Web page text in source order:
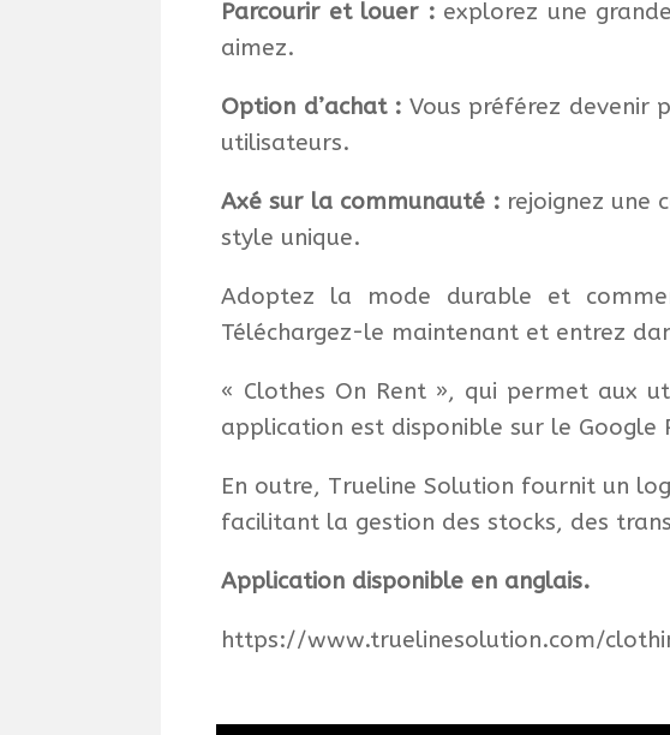
Parcourir et louer :explorez une
aimez.
Option d’achat : Vous préférez devenir
utilisateurs.
Axé sur la communauté :rejoignez une
style unique.
Adoptez la mode durable et
Téléchargez-le maintenant et entrez
« Clothes On Rent », qui permet aux
application est disponible sur le
En outre, Trueline Solution fournit un
facilitant la gestion des stocks, des
Application disponible en anglais.
https://www.truelinesolution.com/